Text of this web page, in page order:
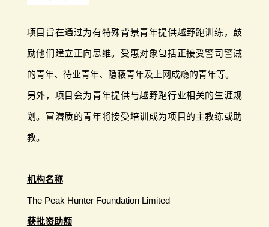
项目旨在通过为有特殊背景青年提供越野跑训练，鼓
励他们建立正向思维。受惠对象包括正接受警司警诫
的青年、待业青年、隐蔽青年及上网成瘾的青年等。
另外，项目会为青年提供与越野跑行业相关的生涯规
划。富潜质的青年将接受培训成为项目的主教练或助
教。
机构名称
The Peak Hunter Foundation Limited
获批资助额